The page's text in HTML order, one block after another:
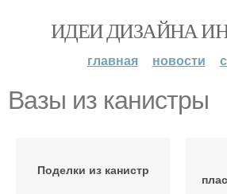
ИДЕИ ДИЗАЙНА
главная новости
Вазы из канистры
Поделки из канистр